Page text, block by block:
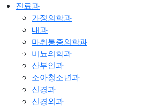
진료과
가정의학과
내과
마취통증의학과
비뇨의학과
산부인과
소아청소년과
신경과
신경외과